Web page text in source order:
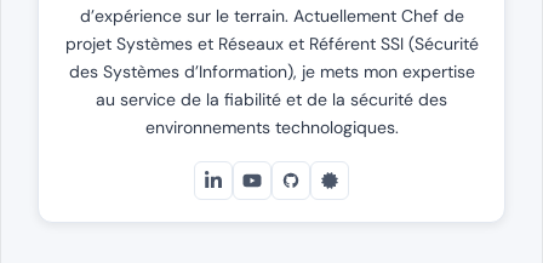
d’expérience sur le terrain. Actuellement Chef de
projet Systèmes et Réseaux et Référent SSI (Sécurité
des Systèmes d’Information), je mets mon expertise
au service de la fiabilité et de la sécurité des
environnements technologiques.